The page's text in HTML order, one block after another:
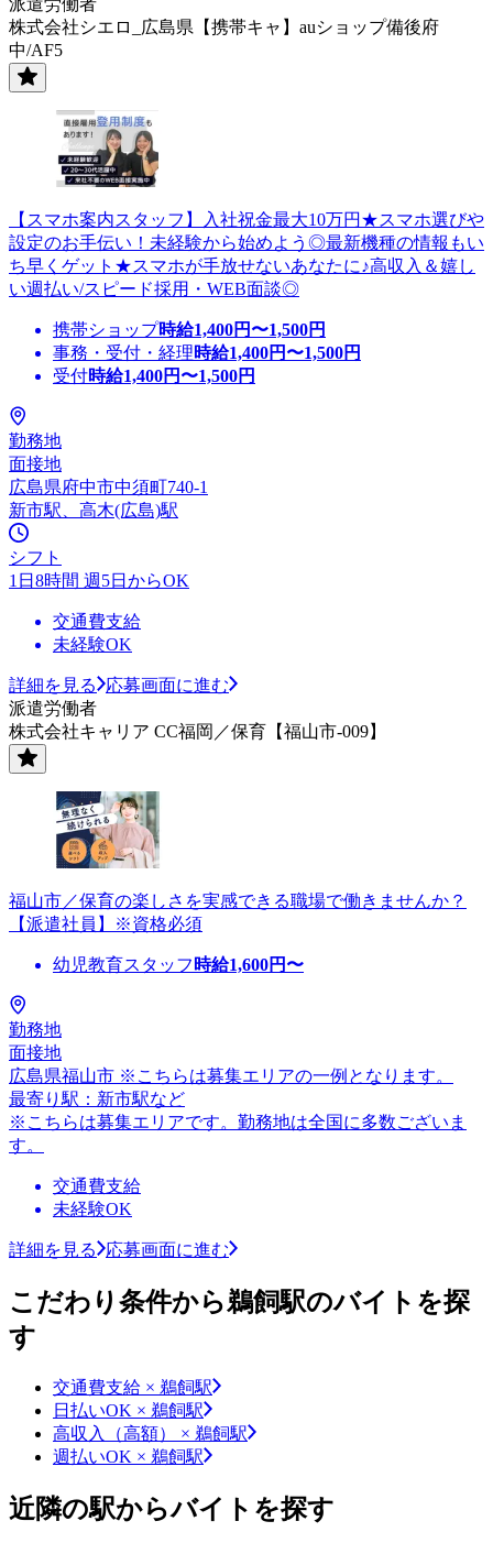
株式会社シエロ_広島県【携帯キャ】auショップ備後府
中/AF5
【スマホ案内スタッフ】入社祝金最大10万円★スマホ選びや
設定のお手伝い！未経験から始めよう◎最新機種の情報もい
ち早くゲット★スマホが手放せないあなたに♪高収入＆嬉し
い週払い/スピード採用・WEB面談◎
携帯ショップ時給1,400円〜1,500円
事務・受付・経理時給1,400円〜1,500円
受付時給1,400円〜1,500円
勤務地
面接地
広島県府中市中須町740-1
新市駅、高木(広島)駅
シフト
1日8時間 週5日からOK
交通費支給
未経験OK
詳細を見る
応募画面に進む
派遣労働者
株式会社キャリア CC福岡／保育【福山市-009】
福山市／保育の楽しさを実感できる職場で働きませんか？
【派遣社員】※資格必須
幼児教育スタッフ 時給1,600円〜
勤務地
面接地
広島県福山市 ※こちらは募集エリアの一例となります。
最寄り駅：新市駅など
※こちらは募集エリアです。勤務地は全国に多数ございま
す。
交通費支給
未経験OK
詳細を見る 応募画面に進む
こだわり条件から鵜飼駅のバイトを探
す
交通費支給 × 鵜飼駅
日払いOK × 鵜飼駅
高収入（高額） × 鵜飼駅
週払いOK × 鵜飼駅
近隣の駅からバイトを探す